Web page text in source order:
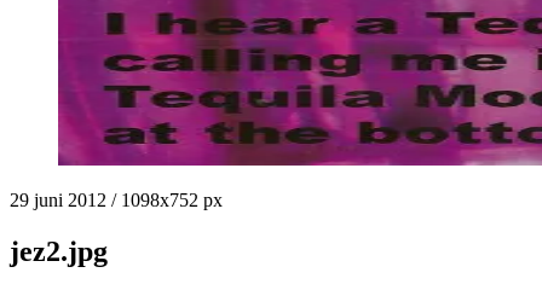
29 juni 2012 /1098x752 px
jez2.jpg